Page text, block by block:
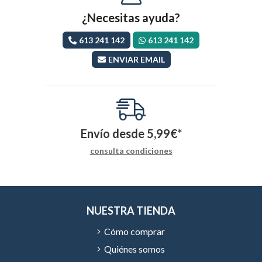
¿Necesitas ayuda?
613 241 142
613 241 142
ENVIAR EMAIL
Envío desde 5,99€*
consulta condiciones
NUESTRA TIENDA
Cómo comprar
Quiénes somos